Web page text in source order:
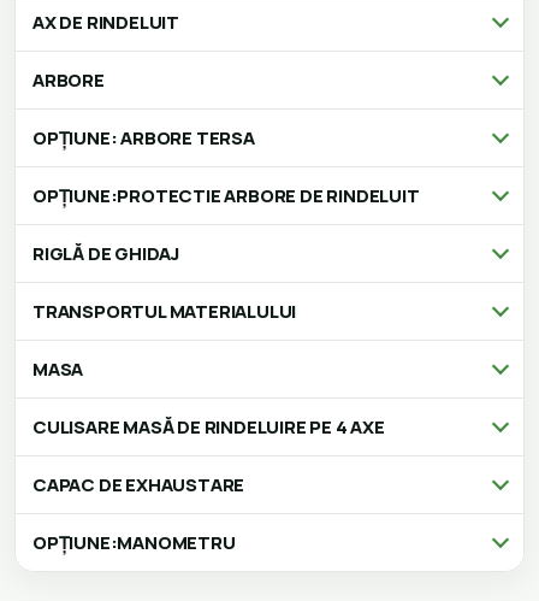
AX DE RINDELUIT
ARBORE
OPȚIUNE: ARBORE TERSA
OPȚIUNE:PROTECTIE ARBORE DE RINDELUIT
RIGLĂ DE GHIDAJ
TRANSPORTUL MATERIALULUI
MASA
CULISARE MASĂ DE RINDELUIRE PE 4 AXE
CAPAC DE EXHAUSTARE
OPȚIUNE:MANOMETRU